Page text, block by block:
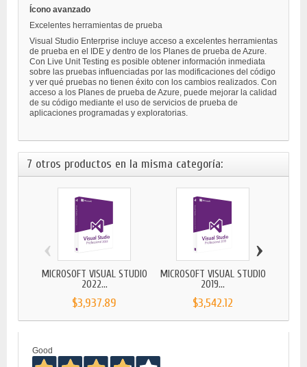
Ícono avanzado
Excelentes herramientas de prueba
Visual Studio Enterprise incluye acceso a excelentes herramientas
de prueba en el IDE y dentro de los Planes de prueba de Azure.
Con Live Unit Testing es posible obtener información inmediata
sobre las pruebas influenciadas por las modificaciones del código
y ver qué pruebas no tienen éxito con los cambios realizados. Con
acceso a los Planes de prueba de Azure, puede mejorar la calidad
de su código mediante el uso de servicios de prueba de
aplicaciones programadas y exploratorias.
7 otros productos en la misma categoría:
MICROSOFT VISUAL STUDIO
2022...
$3,937.89
MICROSOFT VISUAL STUDIO
2019...
$3,542.12
‹ ›
Good